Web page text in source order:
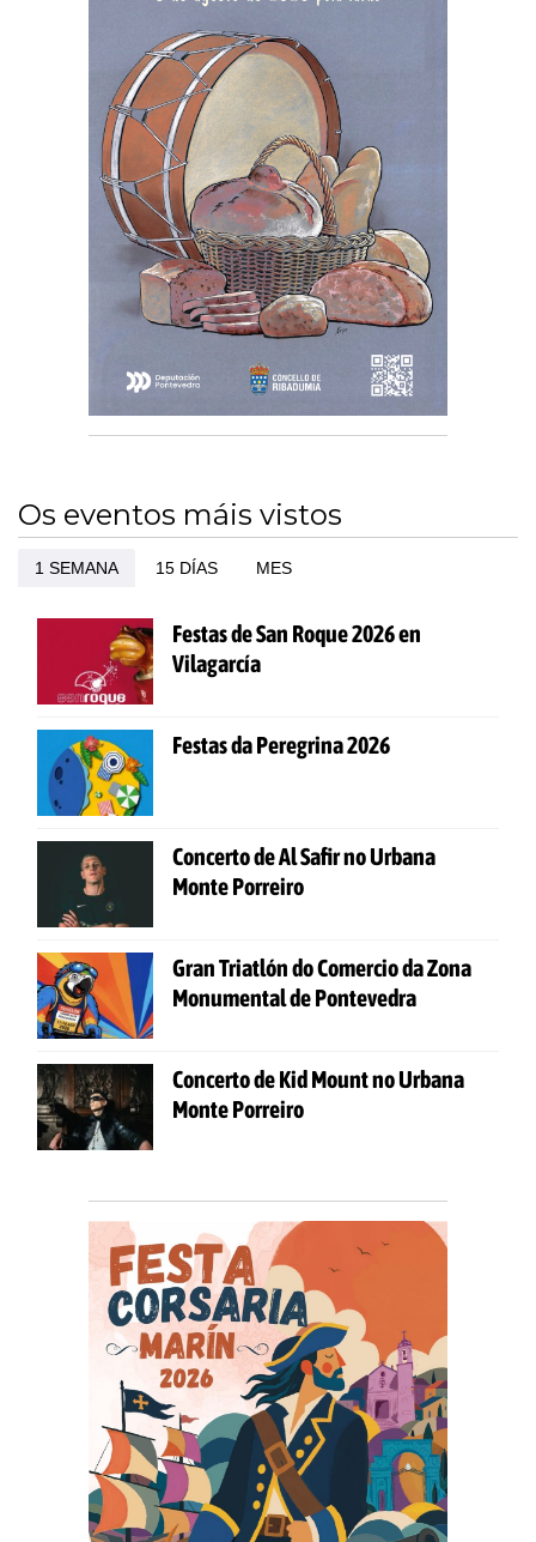
Os eventos máis vistos
1 SEMANA 15 DÍAS MES
Festas de San Roque 2026 en
Vilagarcía
Festas da Peregrina 2026
Concerto de Al Safir no Urbana
Monte Porreiro
Gran Triatlón do Comercio da Zona
Monumental de Pontevedra
Concerto de Kid Mount no Urbana
Monte Porreiro